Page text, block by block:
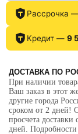
Motion
SystemРассрочка
Кредит — 9
ДОСТАВКА ПО
При наличии
Ваш заказ в этот
другие города
сроком от 2 дней!
просчета
дней.